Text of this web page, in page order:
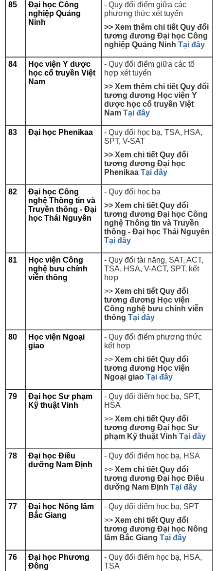
85
Đại học Công
nghiệp Quảng
Ninh
- Quy đổi điểm giữa các
phương thức xét tuyển
>> Xem thêm chi tiết Quy đổi
tương đương Đại học Công
nghiệp Quảng Ninh Tại đây
84
Học viện Y dược
học cổ truyền Việt
Nam
- Quy đổi điểm giữa các tổ
hợp xét tuyển
>> Xem thêm chi tiết Quy đổi
tương đương Học viện Y
dược học cổ truyền Việt
Nam Tại đây
83 Đại học Phenikaa
- Quy đổi học bạ, TSA, HSA,
SPT, V-SAT
>> Xem chi tiết Quy đổi
tương đương Đại học
Phenikaa Tại đây
82
Đại học Công
nghệ Thông tin và
Truyền thông - Đại
học Thái Nguyên
- Quy đổi học bạ
>> Xem chi tiết Quy đổi
tương đương Đại học Công
nghệ Thông tin và Truyền
thông - Đại học Thái Nguyên
Tại đây
81
Học viện Công
nghệ bưu chính
viễn thông
- Quy đổi tài năng, SAT, ACT,
TSA, HSA, V-ACT, SPT, kết
hợp
>> Xem chi tiết Quy đổi
tương đương Học viện
Công nghệ bưu chính viễn
thông Tại đây
80
Học viện Ngoại
giao
- Quy đổi điểm phương thức
kết hợp
>> Xem chi tiết Quy đổi
tương đương Học viện
Ngoại giao Tại đây
79
Đại học Sư phạm
Kỹ thuật Vinh
- Quy đổi điểm học bạ, SPT,
HSA
>> Xem chi tiết Quy đổi
tương đương Đại học Sư
phạm Kỹ thuật Vinh Tại đây
78
Đại học Điều
dưỡng Nam Định
- Quy đổi điểm học bạ, HSA
>> Xem chi tiết Quy đổi
tương đương Đại học Điều
dưỡng Nam Định Tại đây
77
Đại học Nông lâm
Bắc Giang
- Quy đổi điểm học bạ, SPT
>> Xem chi tiết Quy đổi
tương đương Đại học Nông
lâm Bắc Giang Tại đây
76
Đại học Phương
Đông
- Quy đổi điểm học bạ, HSA,
TSA